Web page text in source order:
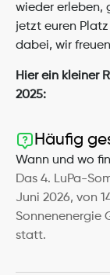
wieder erleben,
jetzt euren
dabei, wir
Hier ein kleiner
2025:
Häufig
Wann und wo
Das 4. LuPa-
Juni 2026, von
Sonnenenergie
statt.